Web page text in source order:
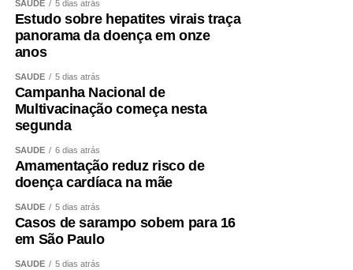
SAÚDE 5 dias atrás
Estudo sobre hepatites virais traça
panorama da doença em onze
anos
SAÚDE 5 dias atrás
Campanha Nacional de
Multivacinação começa nesta
segunda
SAÚDE 6 dias atrás
Amamentação reduz risco de
doença cardíaca na mãe
SAÚDE 5 dias atrás
Casos de sarampo sobem para 16
em São Paulo
SAÚDE 5 dias atrás